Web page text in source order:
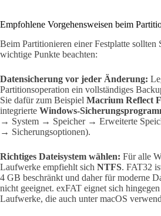
Empfohlene Vorgehensweisen beim
Beim Partitionieren einer Festplatte sollten
wichtige Punkte beachten:
Datensicherung vor jeder Änderung:
Partitionsoperation ein vollständiges
Sie dafür zum Beispiel Macrium Reflect
integrierte Windows-
→ System → Speicher → Erweiterte
→ Sicherungsoptionen).
Richtiges Dateisystem wählen: Für alle
Laufwerke empfiehlt sich NTFS. FAT32
4 GB beschränkt und daher für moderne
nicht geeignet. exFAT eignet sich
Laufwerke, die auch unter macOS